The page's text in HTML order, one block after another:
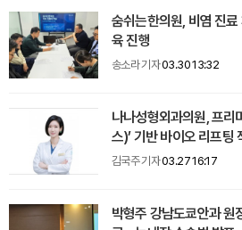
숨쉬는한의원, 비염 진
육 진행
송소라 기자03.30 13:32
나나성형외과의원, 프리
스)’ 기반 바이오 리프팅
김국주 기자03.27 16:17
박형주 강남도쿄안과 원